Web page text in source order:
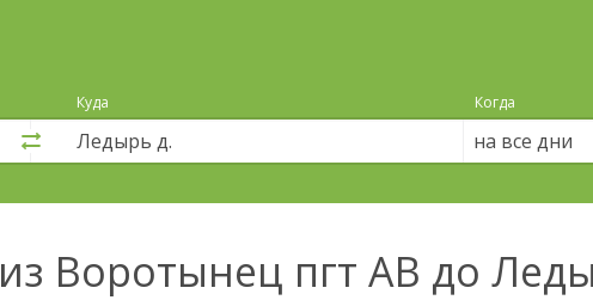
Куда Когда
на все дни
из Воротынец пгт АВ до